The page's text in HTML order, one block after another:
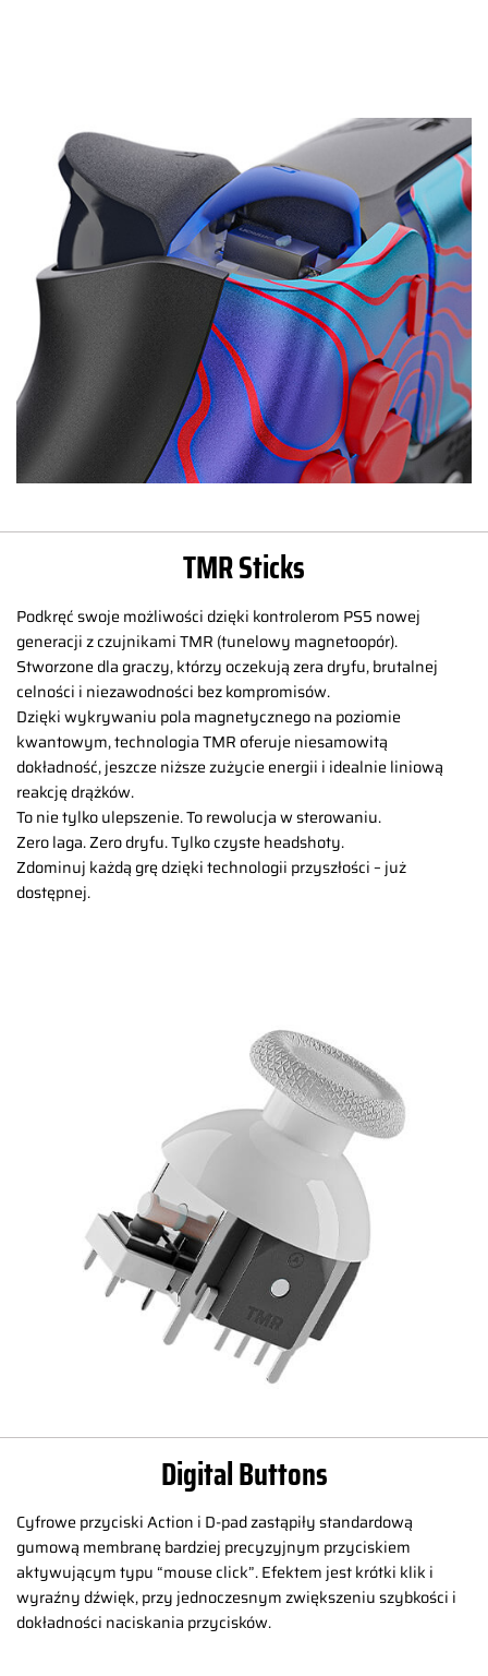
TMR Sticks
Podkręć swoje możliwości dzięki kontrolerom PS5 nowej
generacji z czujnikami TMR (tunelowy magnetoopór).
Stworzone dla graczy, którzy oczekują zera dryfu, brutalnej
celności i niezawodności bez kompromisów.
Dzięki wykrywaniu pola magnetycznego na poziomie
kwantowym, technologia TMR oferuje niesamowitą
dokładność, jeszcze niższe zużycie energii i idealnie liniową
reakcję drążków.
To nie tylko ulepszenie. To rewolucja w sterowaniu.
Zero laga. Zero dryfu. Tylko czyste headshoty.
Zdominuj każdą grę dzięki technologii przyszłości – już
dostępnej.
Digital Buttons
Cyfrowe przyciski Action i D-pad zastąpiły standardową
gumową membranę bardziej precyzyjnym przyciskiem
aktywującym typu “mouse click”. Efektem jest krótki klik i
wyraźny dźwięk, przy jednoczesnym zwiększeniu szybkości i
dokładności naciskania przycisków.